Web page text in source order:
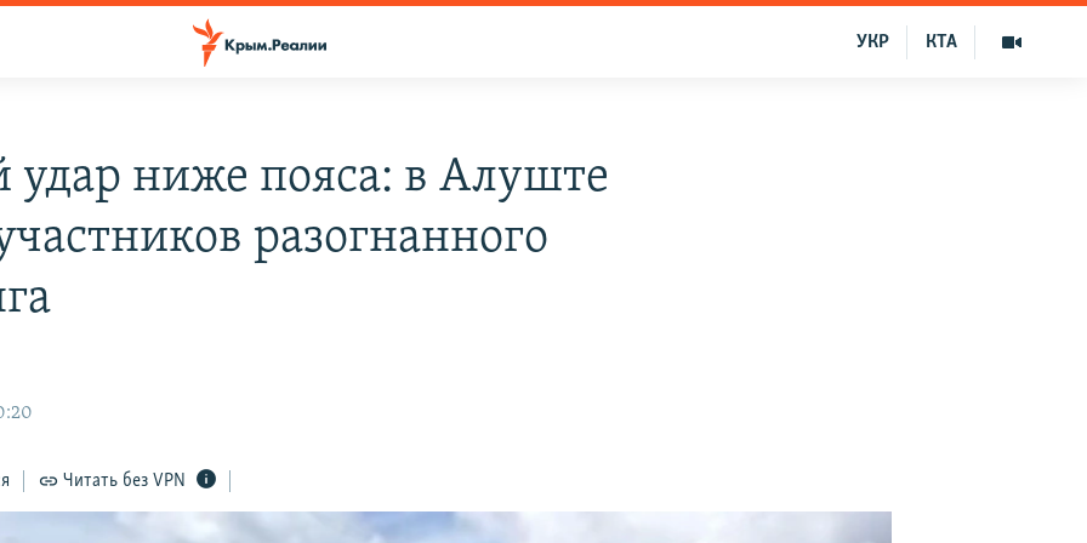
КТА
УКР
ниже пояса: в Алуште
разогнанного
Читать без VPN